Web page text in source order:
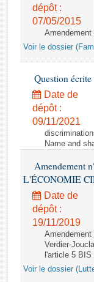
dépôt :
07/05/2015
Voir le dossier
Question
Date de
dépôt :
09/11/2021
Name and
Amendement
L'ÉCONOMIE
Date de
dépôt :
19/11/2019
Verdier-
l'article 5 BIS
Voir le dossier